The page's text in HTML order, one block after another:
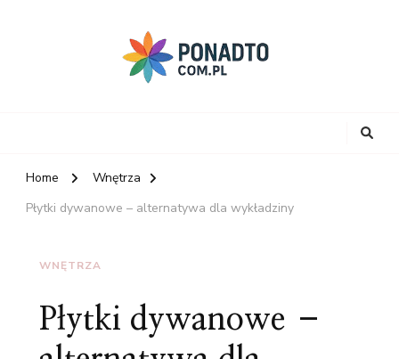
Home
Wnętrza
Płytki dywanowe – alternatywa dla wykładziny
WNĘTRZA
Płytki dywanowe –